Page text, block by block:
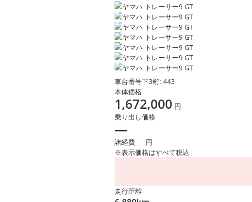
車台番号下3桁: 443
本体価格
1,672,000 円
乗り出し価格
―
諸経費 ― 円
※表示価格はすべて税込
走行距離